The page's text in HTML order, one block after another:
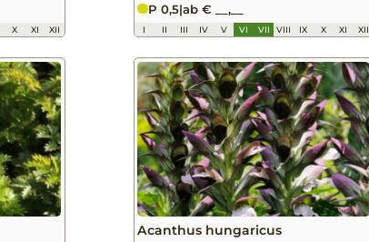
X XI XII
P 0,5|ab € __,__
I II III IV V VI VII VIII IX X XI XII
Acanthus hungaricus